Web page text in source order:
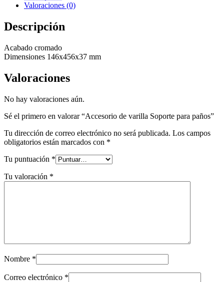
cantidadValoraciones (0)
Descripción
Acabado cromado
Dimensiones 146x456x37 mm
Valoraciones
No hay valoraciones aún.
Sé el primero en valorar “Accesorio de varilla Soporte para paños”
Tu dirección de correo electrónico no será publicada. Los campos
obligatorios están marcados con *
Tu puntuación *
Tu valoración *
Nombre *
Correo electrónico *